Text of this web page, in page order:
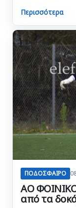
Περισσότερα
ΠΟΔΟΣΦΑΙΡΟ
ΑΟ
από τα